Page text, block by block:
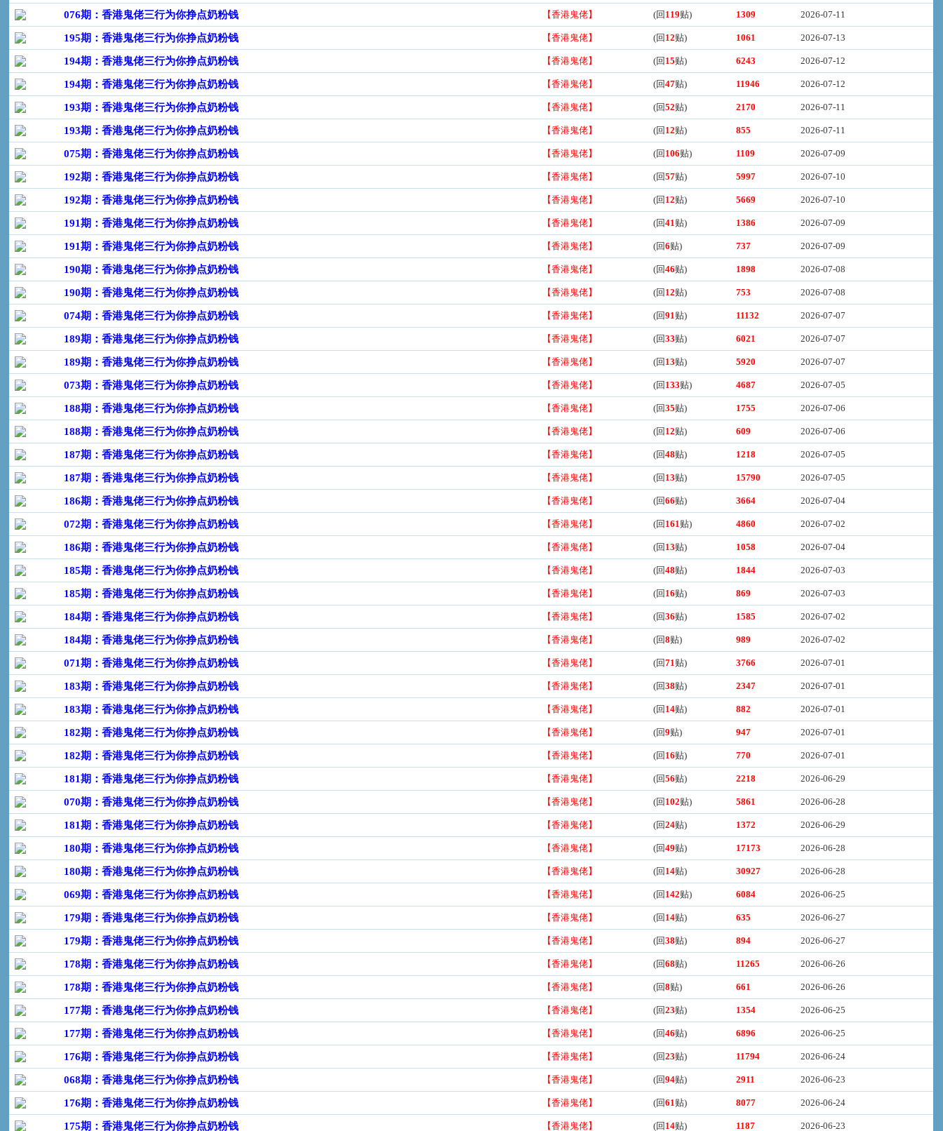
076期：香港鬼佬三行为你挣点奶粉钱 【香港鬼佬】 (回 119贴) 1309 2026-07-11
195期：香港鬼佬三行为你挣点奶粉钱 【香港鬼佬】 (回 12贴) 1061 2026-07-13
194期：香港鬼佬三行为你挣点奶粉钱 【香港鬼佬】 (回 15贴) 6243 2026-07-12
194期：香港鬼佬三行为你挣点奶粉钱 【香港鬼佬】 (回47贴) 11946 2026-07-12
193期：香港鬼佬三行为你挣点奶粉钱 【香港鬼佬】 (回52贴) 2170 2026-07-11
193期：香港鬼佬三行为你挣点奶粉钱 【香港鬼佬】 (回 12贴) 855 2026-07-11
075期：香港鬼佬三行为你挣点奶粉钱 【香港鬼佬】 (回 106贴) 1109 2026-07-09
192期：香港鬼佬三行为你挣点奶粉钱 【香港鬼佬】 (回57贴) 5997 2026-07-10
192期：香港鬼佬三行为你挣点奶粉钱 【香港鬼佬】 (回 12贴) 5669 2026-07-10
191期：香港鬼佬三行为你挣点奶粉钱 【香港鬼佬】 (回41贴) 1386 2026-07-09
191期：香港鬼佬三行为你挣点奶粉钱 【香港鬼佬】 (回6贴) 737 2026-07-09
190期：香港鬼佬三行为你挣点奶粉钱 【香港鬼佬】 (回46贴) 1898 2026-07-08
190期：香港鬼佬三行为你挣点奶粉钱 【香港鬼佬】 (回 12贴) 753 2026-07-08
074期：香港鬼佬三行为你挣点奶粉钱 【香港鬼佬】 (回91贴) 11132 2026-07-07
189期：香港鬼佬三行为你挣点奶粉钱 【香港鬼佬】 (回33贴) 6021 2026-07-07
189期：香港鬼佬三行为你挣点奶粉钱 【香港鬼佬】 (回 13贴) 5920 2026-07-07
073期：香港鬼佬三行为你挣点奶粉钱 【香港鬼佬】 (回 133贴) 4687 2026-07-05
188期：香港鬼佬三行为你挣点奶粉钱 【香港鬼佬】 (回35贴) 1755 2026-07-06
188期：香港鬼佬三行为你挣点奶粉钱 【香港鬼佬】 (回 12贴) 609 2026-07-06
187期：香港鬼佬三行为你挣点奶粉钱 【香港鬼佬】 (回48贴) 1218 2026-07-05
187期：香港鬼佬三行为你挣点奶粉钱 【香港鬼佬】 (回 13贴) 15790 2026-07-05
186期：香港鬼佬三行为你挣点奶粉钱 【香港鬼佬】 (回66贴) 3664 2026-07-04
072期：香港鬼佬三行为你挣点奶粉钱 【香港鬼佬】 (回 161贴) 4860 2026-07-02
186期：香港鬼佬三行为你挣点奶粉钱 【香港鬼佬】 (回 13贴) 1058 2026-07-04
185期：香港鬼佬三行为你挣点奶粉钱 【香港鬼佬】 (回48贴) 1844 2026-07-03
185期：香港鬼佬三行为你挣点奶粉钱 【香港鬼佬】 (回 16贴) 869 2026-07-03
184期：香港鬼佬三行为你挣点奶粉钱 【香港鬼佬】 (回36贴) 1585 2026-07-02
184期：香港鬼佬三行为你挣点奶粉钱 【香港鬼佬】 (回8贴) 989 2026-07-02
071期：香港鬼佬三行为你挣点奶粉钱 【香港鬼佬】 (回71贴) 3766 2026-07-01
183期：香港鬼佬三行为你挣点奶粉钱 【香港鬼佬】 (回38贴) 2347 2026-07-01
183期：香港鬼佬三行为你挣点奶粉钱 【香港鬼佬】 (回 14贴) 882 2026-07-01
182期：香港鬼佬三行为你挣点奶粉钱 【香港鬼佬】 (回9贴) 947 2026-07-01
182期：香港鬼佬三行为你挣点奶粉钱 【香港鬼佬】 (回 16贴) 770 2026-07-01
181期：香港鬼佬三行为你挣点奶粉钱 【香港鬼佬】 (回56贴) 2218 2026-06-29
070期：香港鬼佬三行为你挣点奶粉钱 【香港鬼佬】 (回 102贴) 5861 2026-06-28
181期：香港鬼佬三行为你挣点奶粉钱 【香港鬼佬】 (回24贴) 1372 2026-06-29
180期：香港鬼佬三行为你挣点奶粉钱 【香港鬼佬】 (回49贴) 17173 2026-06-28
180期：香港鬼佬三行为你挣点奶粉钱 【香港鬼佬】 (回 14贴) 30927 2026-06-28
069期：香港鬼佬三行为你挣点奶粉钱 【香港鬼佬】 (回 142贴) 6084 2026-06-25
179期：香港鬼佬三行为你挣点奶粉钱 【香港鬼佬】 (回 14贴) 635 2026-06-27
179期：香港鬼佬三行为你挣点奶粉钱 【香港鬼佬】 (回38贴) 894 2026-06-27
178期：香港鬼佬三行为你挣点奶粉钱 【香港鬼佬】 (回68贴) 11265 2026-06-26
178期：香港鬼佬三行为你挣点奶粉钱 【香港鬼佬】 (回8贴) 661 2026-06-26
177期：香港鬼佬三行为你挣点奶粉钱 【香港鬼佬】 (回23贴) 1354 2026-06-25
177期：香港鬼佬三行为你挣点奶粉钱 【香港鬼佬】 (回46贴) 6896 2026-06-25
176期：香港鬼佬三行为你挣点奶粉钱 【香港鬼佬】 (回23贴) 11794 2026-06-24
068期：香港鬼佬三行为你挣点奶粉钱 【香港鬼佬】 (回94贴) 2911 2026-06-23
176期：香港鬼佬三行为你挣点奶粉钱 【香港鬼佬】 (回61贴) 8077 2026-06-24
175期：香港鬼佬三行为你挣点奶粉钱 【香港鬼佬】 (回 14贴) 1187 2026-06-23